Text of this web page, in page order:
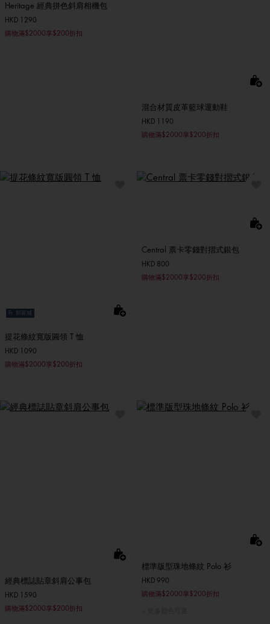
Heritage 經典拼色斜肩相機包
HKD 1290
購物滿$2000享$200折扣
混合材質皮革籃球運動鞋
HKD 1190
購物滿$2000享$200折扣
Ft. 郭富城
提花條紋寬版圓領 T 恤
HKD 1090
購物滿$2000享$200折扣
Central 票卡零錢對摺式銀包
HKD 800
購物滿$2000享$200折扣
經典標誌貼章斜肩公事包
HKD 1590
購物滿$2000享$200折扣
標準版型珠地條紋 Polo 衫
HKD 990
購物滿$2000享$200折扣